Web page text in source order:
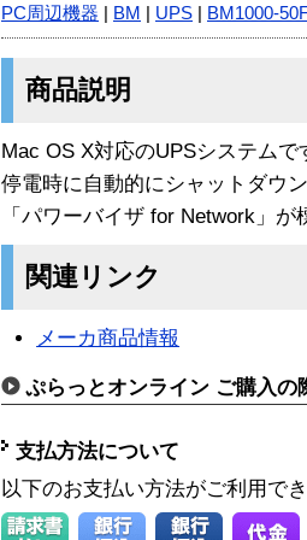
PC周辺機器 BM UPS BM1000-
商品説明
Mac OS X対応のUPSシステム
停電時に自動的にシャットダウ
「パワーバイザ for Network」
関連リンク
メーカ商品情報
ぷらっとオンライン ご購入の
支払方法について
以下のお支払い方法がご利用で